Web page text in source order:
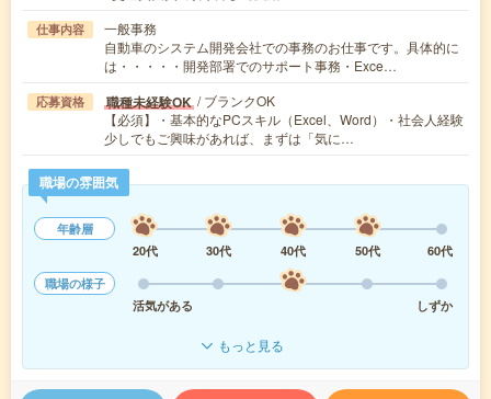
仕事内容
一般事務
自動車のシステム開発会社での事務のお仕事です。具体的に
は・・・・・開発部署でのサポート事務・Exce…
応募資格 職種未経験OK / ブランクOK
【必須】・基本的なPCスキル（Excel、Word）・社会人経験
少しでもご興味があれば、まずは「気に…
職場の雰囲気
年齢層
20代
30代 40代 50代
60代
職場の様子
活気がある
しずか
もっと見る